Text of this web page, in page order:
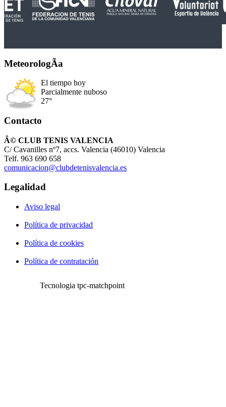
MeteorologÃ­a
El tiempo hoy
Parcialmente nuboso
27°
Contacto
Â© CLUB TENIS VALENCIA
C/ Cavanilles nº7, accs. Valencia (46010) Valencia
Telf. 963 690 658
comunicacion@clubdetenisvalencia.es
Legalidad
Aviso legal
Política de privacidad
Política de cookies
Política de contratación
Tecnologia tpc-matchpoint